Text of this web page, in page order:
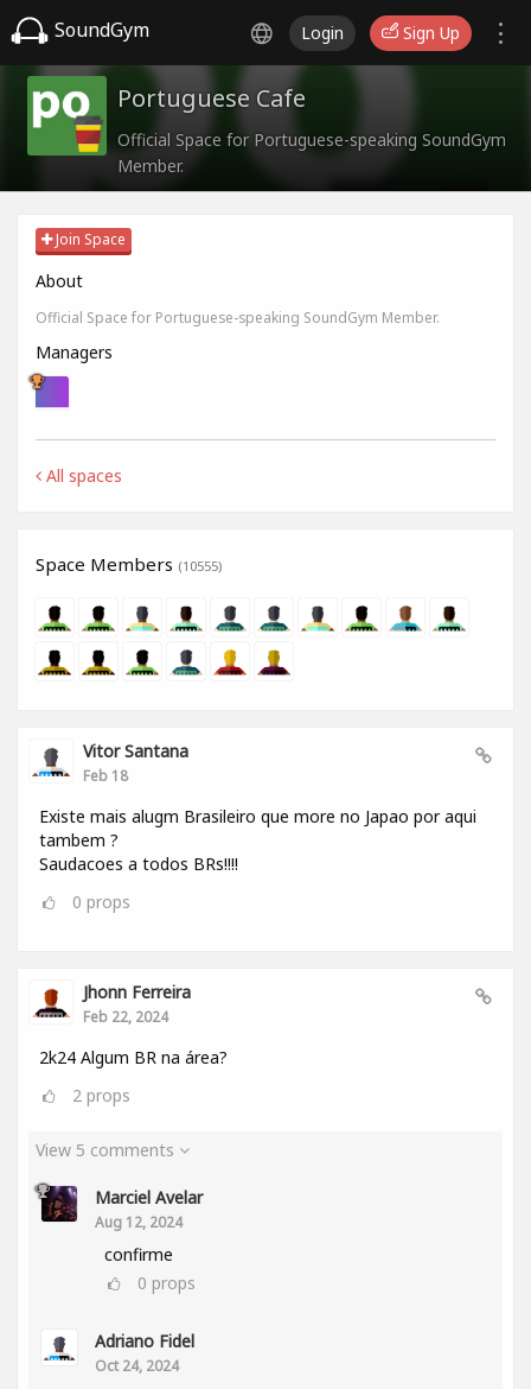
SoundGym Login Sign Up
Portuguese Cafe
Official Space for Portuguese-speaking SoundGym
Member.
Join Space
About
Official Space for Portuguese-speaking SoundGym Member.
Managers
All spaces
Space Members (10555)
Vitor Santana
Feb 18
Existe mais alugm Brasileiro que more no Japao por aqui
tambem ?
Saudacoes a todos BRs!!!!
0 props
Jhonn Ferreira
Feb 22, 2024
2k24 Algum BR na área?
2 props
View 5 comments
Marciel Avelar
Aug 12, 2024
confirme
0 props
Adriano Fidel
Oct 24, 2024